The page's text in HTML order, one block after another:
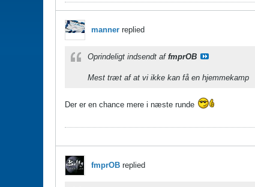
manner replied
Oprindeligt indsendt af fmprOB
Mest træt af at vi ikke kan få en hjemmekamp
Der er en chance mere i næste runde
fmprOB replied